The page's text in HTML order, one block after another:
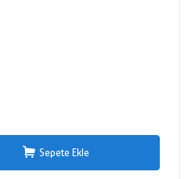
Sepete Ekle